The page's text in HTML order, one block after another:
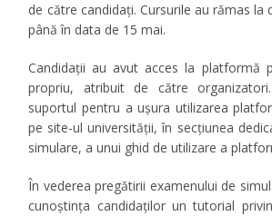
de către candidați. Cursurile au rămas la
până în data de 15 mai.
Candidații au avut acces la platformă
propriu, atribuit de către
suportul pentru a ușura utilizarea
pe site-ul universității, în secțiunea
simulare, a unui ghid de utilizare a
În vederea pregătirii examenului de
cunoștința candidaților un tutorial